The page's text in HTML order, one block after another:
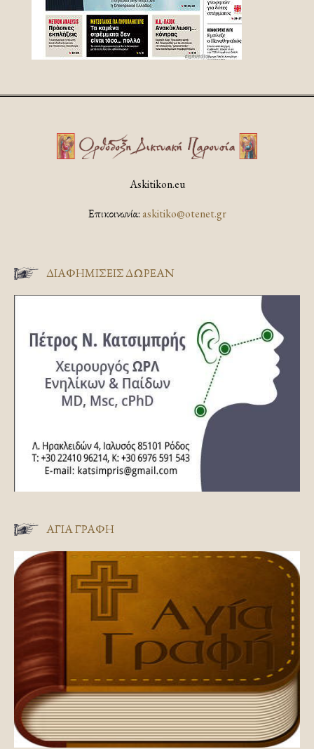
Askitikon.eu
Επικοινωνία:askitiko@otenet.gr
ΔΙΑΦΗΜΊΣΕΙΣ ΔΩΡΕΆΝ
ΑΓΊΑ ΓΡΑΦΉ